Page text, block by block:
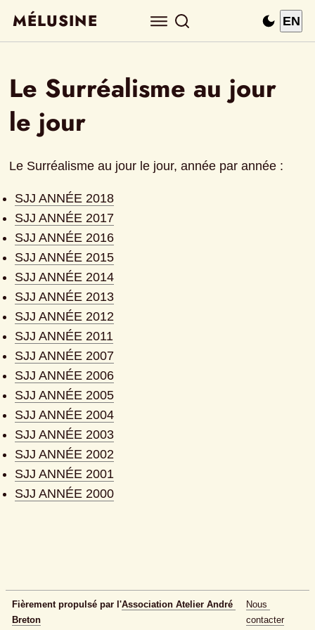
MÉLUSINE EN
Le Surréalisme au jour
le jour
Le Surréalisme au jour le jour, année par année :
SJJ ANNÉE 2018
SJJ ANNÉE 2017
SJJ ANNÉE 2016
SJJ ANNÉE 2015
SJJ ANNÉE 2014
SJJ ANNÉE 2013
SJJ ANNÉE 2012
SJJ ANNÉE 2011
SJJ ANNÉE 2007
SJJ ANNÉE 2006
SJJ ANNÉE 2005
SJJ ANNÉE 2004
SJJ ANNÉE 2003
SJJ ANNÉE 2002
SJJ ANNÉE 2001
SJJ ANNÉE 2000
Fièrement propulsé par l'Association Atelier André
Breton
Nous
contacter